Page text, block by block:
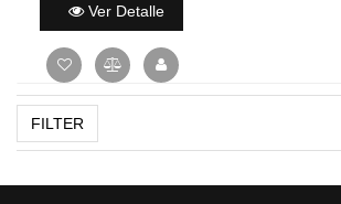
Ver Detalle
FILTER